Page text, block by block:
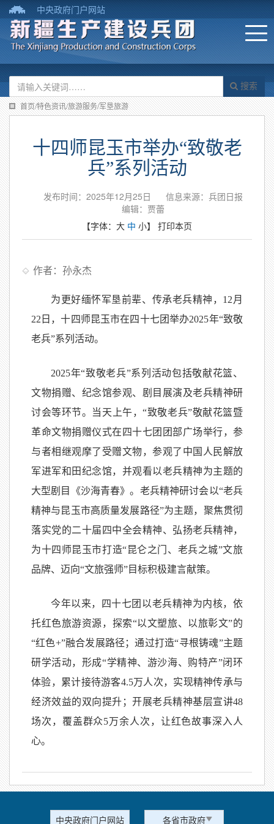
中央政府门户网站
搜索
首页/特色资讯/旅游服务/军垦旅游
十四师昆玉市举办“致敬老
兵”系列活动
发布时间：2025年12月25日
信息来源：兵团日报
编辑：贾蕾
【字体： 大 中 小】 打印本页
作者：孙永杰
为更好缅怀军垦前辈、传承老兵精神，12月
22日，十四师昆玉市在四十七团举办2025年“致敬
老兵”系列活动。
2025年“致敬老兵”系列活动包括敬献花篮、
文物捐赠、纪念馆参观、剧目展演及老兵精神研
讨会等环节。当天上午，“致敬老兵”敬献花篮暨
革命文物捐赠仪式在四十七团团部广场举行，参
与者相继观摩了受赠文物，参观了中国人民解放
军进军和田纪念馆，并观看以老兵精神为主题的
大型剧目《沙海青春》。老兵精神研讨会以“老兵
精神与昆玉市高质量发展路径”为主题，聚焦贯彻
落实党的二十届四中全会精神、弘扬老兵精神，
为十四师昆玉市打造“昆仑之门、老兵之城”文旅
品牌、迈向“文旅强师”目标积极建言献策。
今年以来，四十七团以老兵精神为内核，依
托红色旅游资源，探索“以文塑旅、以旅彰文”的
“红色+”融合发展路径；通过打造“寻根铸魂”主题
研学活动，形成“学精神、游沙海、购特产”闭环
体验，累计接待游客4.5万人次，实现精神传承与
经济效益的双向提升；开展老兵精神基层宣讲48
场次，覆盖群众5万余人次，让红色故事深入人
心。
中央政府门户网站 各省市政府